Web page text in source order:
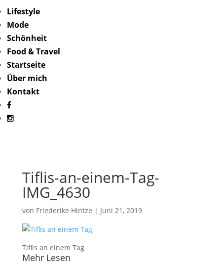
Lifestyle
Mode
Schönheit
Food & Travel
Startseite
Über mich
Kontakt
Tiflis-an-einem-Tag-
IMG_4630
von Friederike Hintze | Juni 21, 2019
Tiflis an einem Tag
Mehr Lesen